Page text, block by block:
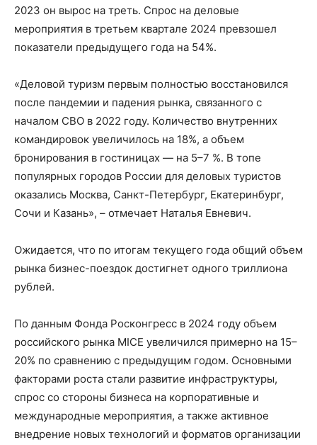
2023 он вырос на треть. Спрос на деловые
мероприятия в третьем квартале 2024 превзошел
показатели предыдущего года на 54%.
«Деловой туризм первым полностью восстановился
после пандемии и падения рынка, связанного с
началом СВО в 2022 году. Количество внутренних
командировок увеличилось на 18%, а объем
бронирования в гостиницах — на 5–7 %. В топе
популярных городов России для деловых туристов
оказались Москва, Санкт-Петербург, Екатеринбург,
Сочи и Казань», – отмечает Наталья Евневич.
Ожидается, что по итогам текущего года общий объем
рынка бизнес-поездок достигнет одного триллиона
рублей.
По данным Фонда Росконгресс в 2024 году объем
российского рынка MICE увеличился примерно на 15–
20% по сравнению с предыдущим годом. Основными
факторами роста стали развитие инфраструктуры,
спрос со стороны бизнеса на корпоративные и
международные мероприятия, а также активное
внедрение новых технологий и форматов организации